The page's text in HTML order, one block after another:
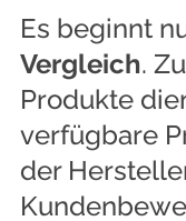
Es beginnt
Vergleich.
Produkte
verfügbare
der